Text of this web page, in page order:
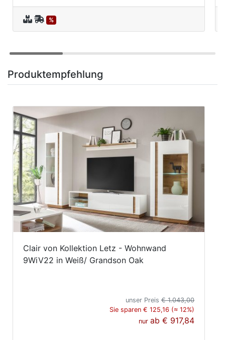
%
Produktempfehlung
Clair von Kollektion Letz - Wohnwand
9WiV22 in Weiß/ Grandson Oak
unser Preis€ 1.043,00
Sie sparen € 125,16 (≈ 12%)
nurab€ 917,84